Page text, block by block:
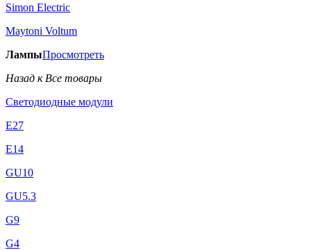
Simon Electric
Maytoni Voltum
ЛампыПросмотреть
Назад к Все товары
Светодиодные модули
E27
E14
GU10
GU5.3
G9
G4